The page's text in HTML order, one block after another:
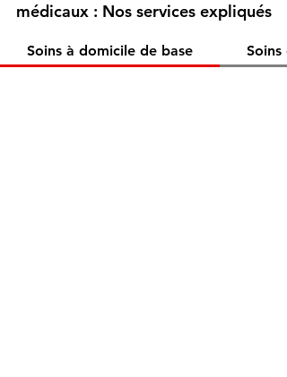
médicaux : Nos services expliqués
Soins à domicile de base Soins